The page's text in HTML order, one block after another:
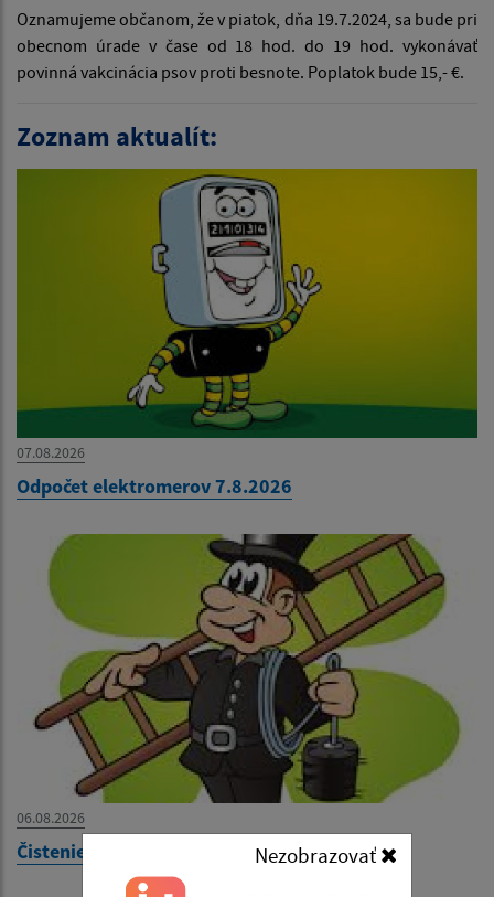
Nezobrazovať
Oznamujeme občanom, že v piatok, dňa 19.7.2024, sa bude pri
obecnom úrade v čase od 18 hod. do 19 hod. vykonávať
povinná vakcinácia psov proti besnote. Poplatok bude 15,- €.
Zoznam aktualít:
07.08.2026
Odpočet elektromerov 7.8.2026
06.08.2026
Čistenie komínov 13.8.2026